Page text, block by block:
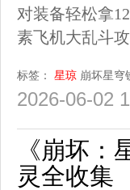
对装备轻松拿
素飞机大乱斗攻
标签： 星琼 崩坏星穹
2026-06-02
《崩坏
灵全收集